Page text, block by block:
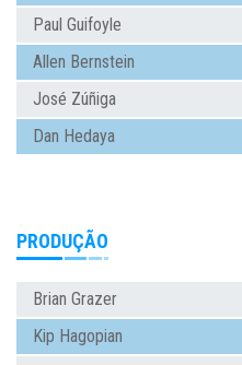
Paul Guifoyle
Allen Bernstein
José Zúñiga
Dan Hedaya
PRODUÇÃO
Brian Grazer
Kip Hagopian